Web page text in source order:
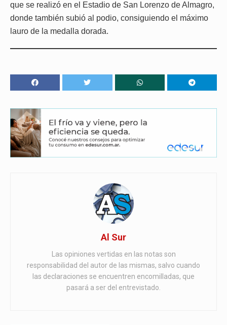
que se realizó en el Estadio de San Lorenzo de Almagro,
donde también subió al podio, consiguiendo el máximo
lauro de la medalla dorada.
Al Sur
Las opiniones vertidas en las notas son
responsabilidad del autor de las mismas, salvo cuando
las declaraciones se encuentren encomilladas, que
pasará a ser del entrevistado.